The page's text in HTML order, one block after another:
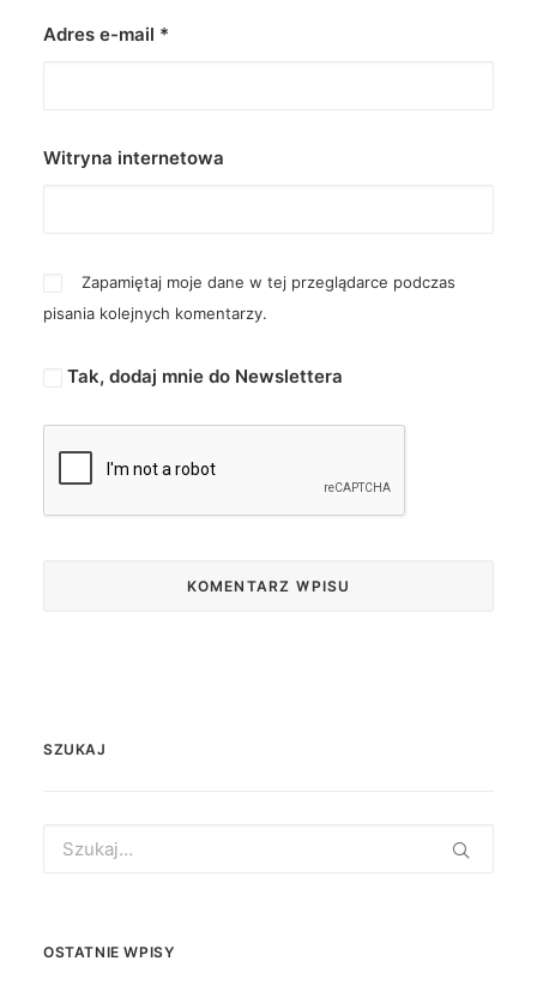
Adres e-mail *
Witryna internetowa
Zapamiętaj moje dane w tej przeglądarce podczas
pisania kolejnych komentarzy.
Tak, dodaj mnie do Newslettera
SZUKAJ
for:
OSTATNIE WPISY